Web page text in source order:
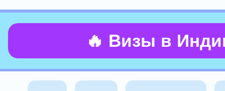
🔥 Визы в